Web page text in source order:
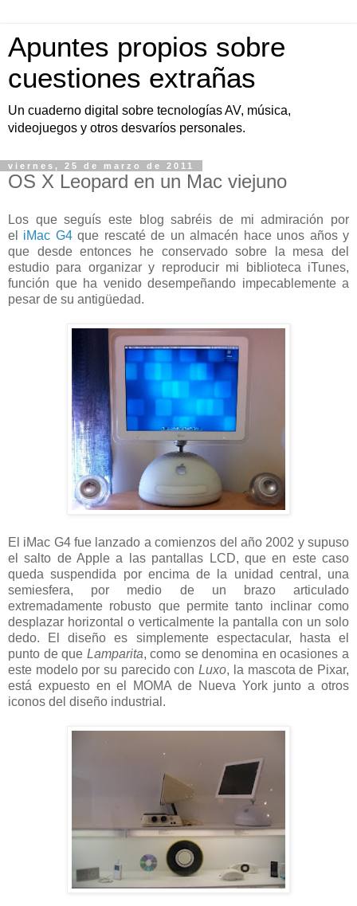
Apuntes propios sobre
cuestiones extrañas
Un cuaderno digital sobre tecnologías AV, música,
videojuegos y otros desvaríos personales.
viernes, 25 de marzo de 2011
OS X Leopard en un Mac viejuno
Los que seguís este blog sabréis de mi admiración por
el iMac G4que rescaté de un almacén hace unos años y
que desde entonces he conservado sobre la mesa del
estudio para organizar y reproducir mi biblioteca iTunes,
función que ha venido desempeñando impecablemente a
pesar de su antigüedad.
El iMac G4 fue lanzado a comienzos del año 2002 y supuso
el salto de Apple a las pantallas LCD, que en este caso
queda suspendida por encima de la unidad central, una
semiesfera, por medio de un brazo articulado
extremadamente robusto que permite tanto inclinar como
desplazar horizontal o verticalmente la pantalla con un solo
dedo. El diseño es simplemente espectacular, hasta el
punto de que Lamparita, como se denomina en ocasiones a
este modelo por su parecido conLuxo, la mascota de Pixar,
está expuesto en el MOMA de Nueva York junto a otros
iconos del diseño industrial.